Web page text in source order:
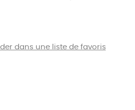
dans une liste de favoris